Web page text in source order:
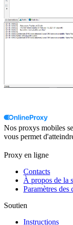
Nos proxys mobiles
vous permet
Proxy en ligne
Contacts
À propos de la
Paramètres des
Soutien
Instructions